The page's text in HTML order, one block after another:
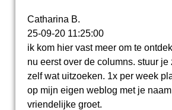
Catharina B.
25-09-20 11:25:00
ik kom hier vast meer om te
nu eerst over de columns. stuur je
zelf wat uitzoeken. 1x per week
op mijn eigen weblog met je
vriendelijke groet.